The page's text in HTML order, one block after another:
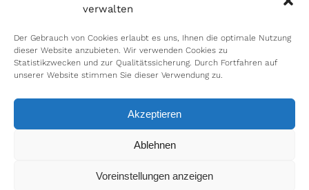
verwalten
Der Gebrauch von Cookies erlaubt es uns, Ihnen die optimale Nutzung
dieser Website anzubieten. Wir verwenden Cookies zu
Statistikzwecken und zur Qualitätssicherung. Durch Fortfahren auf
unserer Website stimmen Sie dieser Verwendung zu.
Akzeptieren
Ablehnen
Voreinstellungen anzeigen
© 2026 Bundesministerium für Arbeit,
Konsumentenschutz